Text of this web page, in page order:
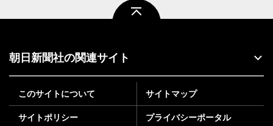
朝日新聞社の関連サイト
このサイトについて サイトマップ
サイトポリシー プライバシーポータル